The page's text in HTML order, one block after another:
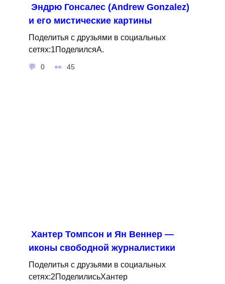
Эндрю Гонсалес (Andrew Gonzalez)
и его мистические картины
Поделитья с друзьями в социальных
сетях:1ПоделилсяA.
0 45
Хантер Томпсон и Ян Веннер —
иконы свободной журналистики
Поделитья с друзьями в социальных
сетях:2ПоделилисьХантер